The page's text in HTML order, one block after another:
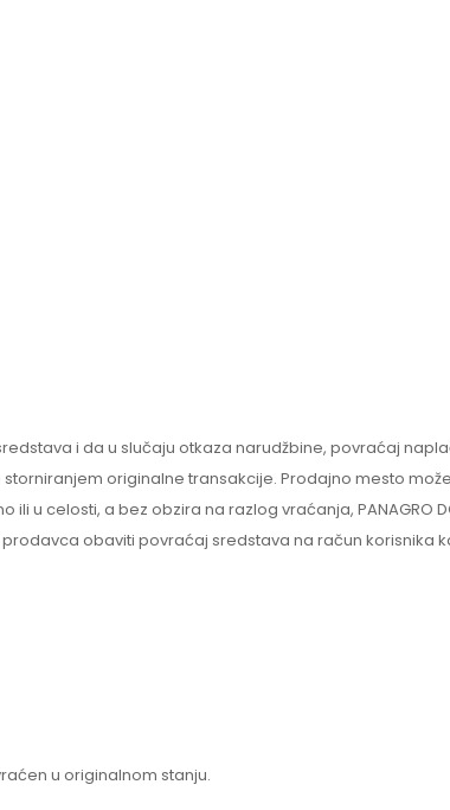
i da u slučaju otkaza narudžbine, povraćaj
originalne transakcije. Prodajno mesto
celosti, a bez obzira na razlog vraćanja, PANAGRO
obaviti povraćaj sredstava na račun korisnika
u originalnom stanju.